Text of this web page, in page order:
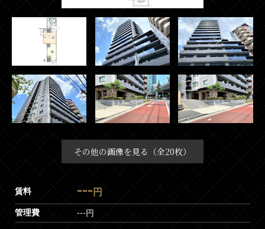
その他の画像を見る（全20枚）
賃料 --- 円
管理費 ---円